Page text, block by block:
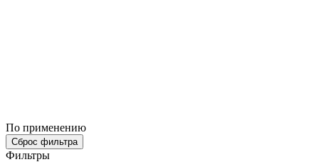
По применению
Сброс фильтра
Фильтры